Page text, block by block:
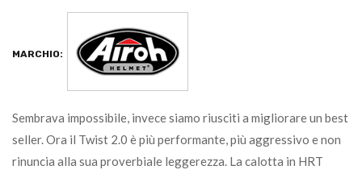
MARCHIO:
Sembrava impossibile, invece siamo riusciti a migliorare un best
seller. Ora il Twist 2.0 è più performante, più aggressivo e non
rinuncia alla sua proverbiale leggerezza. La calotta in HRT